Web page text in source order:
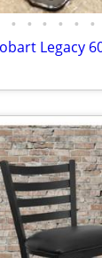
• • • • • •